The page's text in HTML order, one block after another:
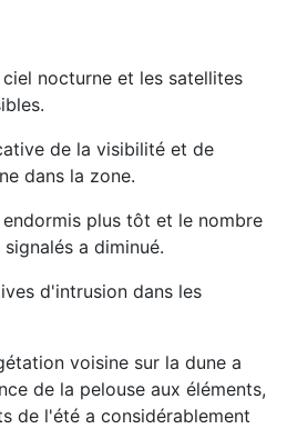
nocturne et les satellites
de la visibilité et de
dans la zone.
plus tôt et le nombre
a diminué.
d'intrusion dans les
voisine sur la dune a
de la pelouse aux éléments,
de l'été a considérablement